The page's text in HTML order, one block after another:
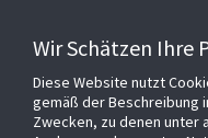
EVENTS
Wir Schätzen Ihre
Diese Website nutzt
gemäß der Beschreibung
Zwecken, zu denen unter